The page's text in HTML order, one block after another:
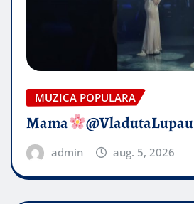
MUZICA POPULARA
Mama @VladutaLupau
admin aug. 5, 2026